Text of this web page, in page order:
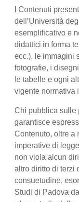
I Contenuti
dell’Università
esemplificativo e
didattici in forma
ecc.), le immagini
fotografie, i
le tabelle e ogni
vigente normativa
Chi pubblica sulle
garantisce
Contenuto, oltre a
imperative di
non viola alcun
altro diritto di terzi
consuetudine,
Studi di Padova